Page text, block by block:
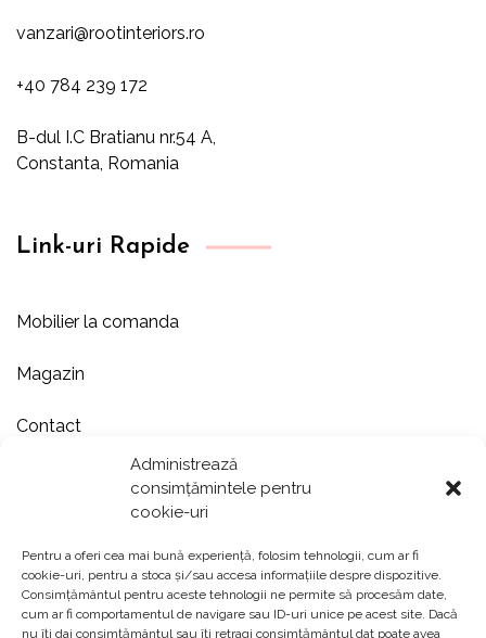
Administrează
consimțămintele pentru
cookie-uri
Pentru a oferi cea mai bună experiență, folosim tehnologii, cum ar fi
cookie-uri, pentru a stoca și/sau accesa informațiile despre dispozitive.
Consimțământul pentru aceste tehnologii ne permite să procesăm date,
cum ar fi comportamentul de navigare sau ID-uri unice pe acest site. Dacă
nu îți dai consimțământul sau îți retragi consimțământul dat poate avea
vanzari@rootinteriors.ro
+40 784 239 172
B-dul I.C Bratianu nr.54 A,
Constanta, Romania
Link-uri Rapide
Mobilier la comanda
Magazin
Contact
Portofoliu